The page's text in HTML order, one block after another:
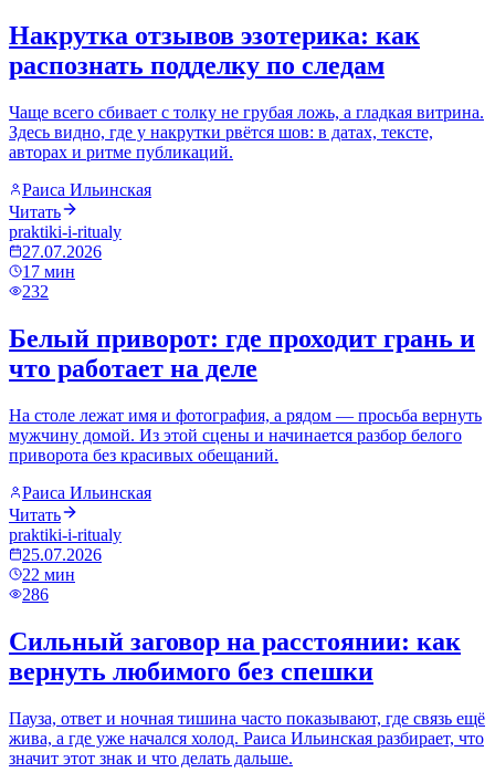
Накрутка отзывов эзотерика: как
распознать подделку по следам
Чаще всего сбивает с толку не грубая ложь, а гладкая витрина.
Здесь видно, где у накрутки рвётся шов: в датах, тексте,
авторах и ритме публикаций.
Раиса Ильинская
Читать
praktiki-i-ritualy
27.07.2026
17 мин
232
Белый приворот: где проходит грань и
что работает на деле
На столе лежат имя и фотография, а рядом — просьба вернуть
мужчину домой. Из этой сцены и начинается разбор белого
приворота без красивых обещаний.
Раиса Ильинская
Читать
praktiki-i-ritualy
25.07.2026
22 мин
286
Сильный заговор на расстоянии: как
вернуть любимого без спешки
Пауза, ответ и ночная тишина часто показывают, где связь ещё
жива, а где уже начался холод. Раиса Ильинская разбирает, что
значит этот знак и что делать дальше.